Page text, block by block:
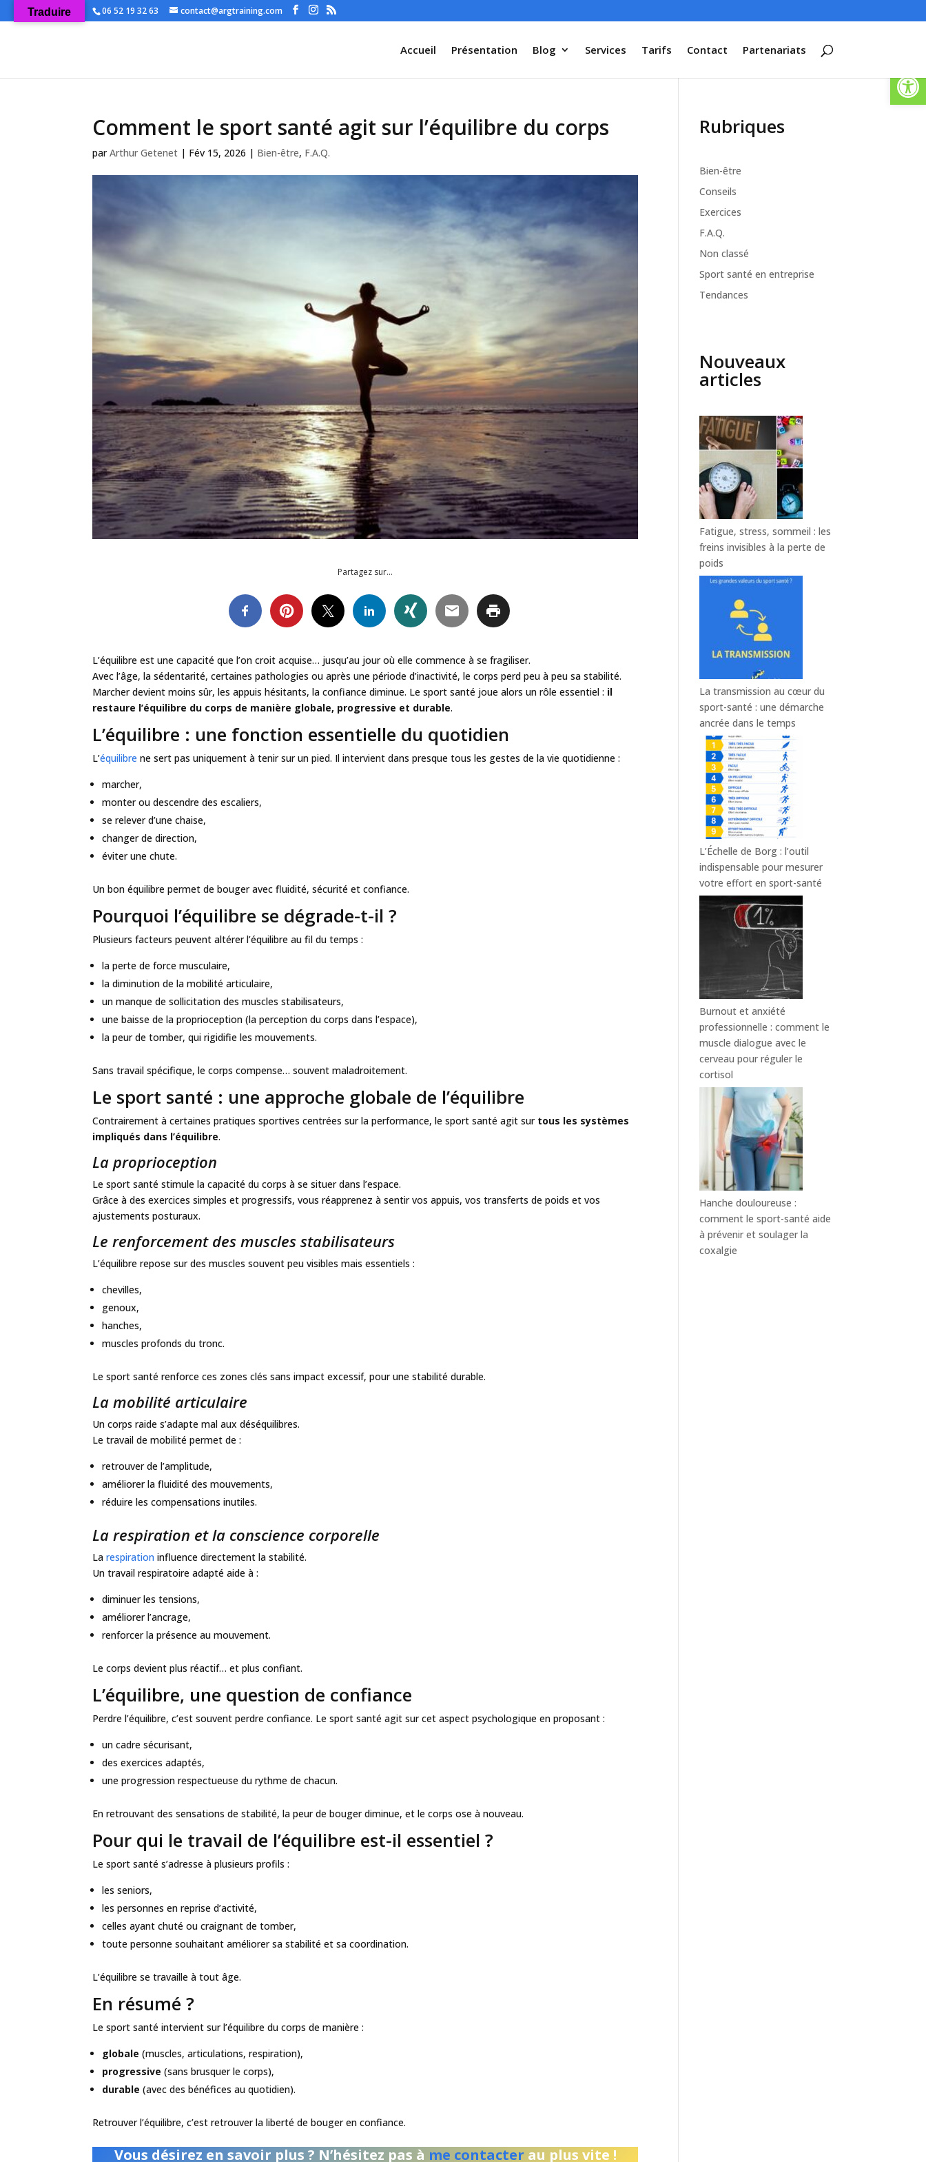
Ouvrir
06 52 19 32 63 contact@argtraining.com
Accueil Présentation Blog Services Tarifs Contact Partenariats
Comment le sport santé agit sur l’équilibre du corps
parArthur Getenet | Fév 15, 2026 | Bien-être, F.A.Q.
Partagez sur…
L’équilibre est une capacité que l’on croit acquise… jusqu’au jour où elle commence à se fragiliser.
Avec l’âge, la sédentarité, certaines pathologies ou après une période d’inactivité, le corps perd peu à peu sa stabilité.
Marcher devient moins sûr, les appuis hésitants, la confiance diminue. Le sport santé joue alors un rôle essentiel : il
restaure l’équilibre du corps de manière globale, progressive et durable.
L’équilibre : une fonction essentielle du quotidien
L’équilibre ne sert pas uniquement à tenir sur un pied. Il intervient dans presque tous les gestes de la vie quotidienne :
marcher,
monter ou descendre des escaliers,
se relever d’une chaise,
changer de direction,
éviter une chute.
Un bon équilibre permet de bouger avec fluidité, sécurité et confiance.
Pourquoi l’équilibre se dégrade-t-il ?
Plusieurs facteurs peuvent altérer l’équilibre au fil du temps :
la perte de force musculaire,
la diminution de la mobilité articulaire,
un manque de sollicitation des muscles stabilisateurs,
une baisse de la proprioception (la perception du corps dans l’espace),
la peur de tomber, qui rigidifie les mouvements.
Sans travail spécifique, le corps compense… souvent maladroitement.
Le sport santé : une approche globale de l’équilibre
Contrairement à certaines pratiques sportives centrées sur la performance, le sport santé agit sur tous les systèmes
impliqués dans l’équilibre.
Laproprioception
Le sport santé stimule la capacité du corps à se situer dans l’espace.
Grâce à des exercices simples et progressifs, vous réapprenez à sentir vos appuis, vos transferts de poids et vos
ajustements posturaux.
Le renforcement des muscles stabilisateurs
L’équilibre repose sur des muscles souvent peu visibles mais essentiels :
chevilles,
genoux,
hanches,
muscles profonds du tronc.
Le sport santé renforce ces zones clés sans impact excessif, pour une stabilité durable.
La mobilité articulaire
Un corps raide s’adapte mal aux déséquilibres.
Le travail de mobilité permet de :
retrouver de l’amplitude,
améliorer la fluidité des mouvements,
réduire les compensations inutiles.
La respiration et la conscience corporelle
Larespiration influence directement la stabilité.
Un travail respiratoire adapté aide à :
diminuer les tensions,
améliorer l’ancrage,
renforcer la présence au mouvement.
Le corps devient plus réactif… et plus confiant.
L’équilibre, une question de confiance
Perdre l’équilibre, c’est souvent perdre confiance. Le sport santé agit sur cet aspect psychologique en proposant :
un cadre sécurisant,
des exercices adaptés,
une progression respectueuse du rythme de chacun.
En retrouvant des sensations de stabilité, la peur de bouger diminue, et le corps ose à nouveau.
Pour qui le travail de l’équilibre est-il essentiel ?
Le sport santé s’adresse à plusieurs profils :
les seniors,
les personnes en reprise d’activité,
celles ayant chuté ou craignant de tomber,
toute personne souhaitant améliorer sa stabilité et sa coordination.
L’équilibre se travaille à tout âge.
En résumé ?
Le sport santé intervient sur l’équilibre du corps de manière :
globale (muscles, articulations, respiration),
progressive (sans brusquer le corps),
durable (avec des bénéfices au quotidien).
Retrouver l’équilibre, c’est retrouver la liberté de bouger en confiance.
Vous désirez en savoir plus ? N’hésitez pas à me contacter au plus vite !
Rubriques
Bien-être
Conseils
Exercices
F.A.Q.
Non classé
Sport santé en entreprise
Tendances
Nouveaux
articles
Fatigue, stress, sommeil : les
freins invisibles à la perte de
poids
La transmission au cœur du
sport-santé : une démarche
ancrée dans le temps
L’Échelle de Borg : l’outil
indispensable pour mesurer
votre effort en sport-santé
Burnout et anxiété
professionnelle : comment le
muscle dialogue avec le
cerveau pour réguler le
cortisol
Hanche douloureuse :
comment le sport-santé aide
à prévenir et soulager la
coxalgie
Traduire